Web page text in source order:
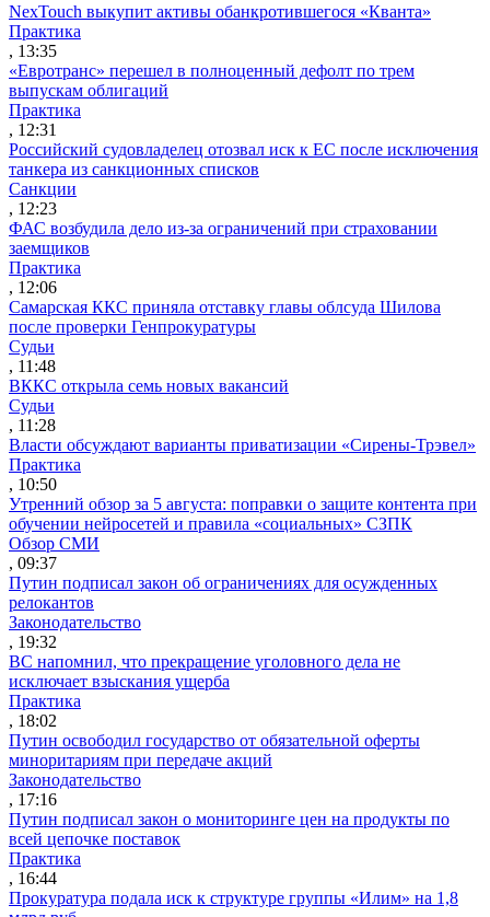
NexTouch выкупит активы обанкротившегося «Кванта»
Практика
, 13:35
«Евротранс» перешел в полноценный дефолт по трем
выпускам облигаций
Практика
, 12:31
Российский судовладелец отозвал иск к ЕС после исключения
танкера из санкционных списков
Санкции
, 12:23
ФАС возбудила дело из-за ограничений при страховании
заемщиков
Практика
, 12:06
Самарская ККС приняла отставку главы облсуда Шилова
после проверки Генпрокуратуры
Судьи
, 11:48
ВККС открыла семь новых вакансий
Судьи
, 11:28
Власти обсуждают варианты приватизации «Сирены-Трэвел»
Практика
, 10:50
Утренний обзор за 5 августа: поправки о защите контента при
обучении нейросетей и правила «социальных» СЗПК
Обзор СМИ
, 09:37
Путин подписал закон об ограничениях для осужденных
релокантов
Законодательство
, 19:32
ВС напомнил, что прекращение уголовного дела не
исключает взыскания ущерба
Практика
, 18:02
Путин освободил государство от обязательной оферты
миноритариям при передаче акций
Законодательство
, 17:16
Путин подписал закон о мониторинге цен на продукты по
всей цепочке поставок
Практика
, 16:44
Прокуратура подала иск к структуре группы «Илим» на 1,8